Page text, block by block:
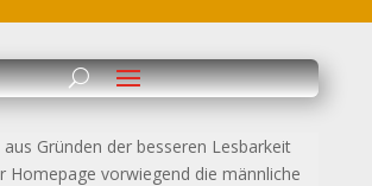
Gründen der besseren Lesbarkeit
Homepage vorwiegend die männliche